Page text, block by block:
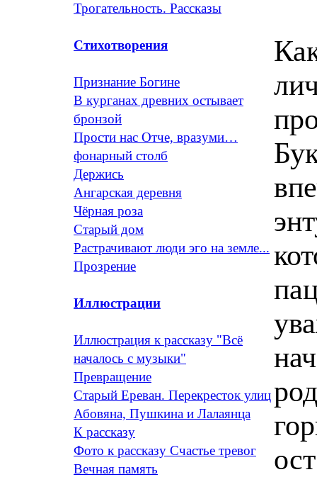
Трогательность. Рассказы
Стихотворения
Признание Богине
В курганах древних остывает
бронзой
Прости нас Отче, вразуми…
фонарный столб
Держись
Ангарская деревня
Чёрная роза
Старый дом
Растрачивают люди эго на земле...
Прозрение
Иллюстрации
Иллюстрация к рассказу "Всё
началось с музыки"
Превращение
Старый Ереван. Перекресток улиц
Абовяна, Пушкина и Лалаянца
К рассказу
Фото к рассказу Счастье тревог
Вечная память